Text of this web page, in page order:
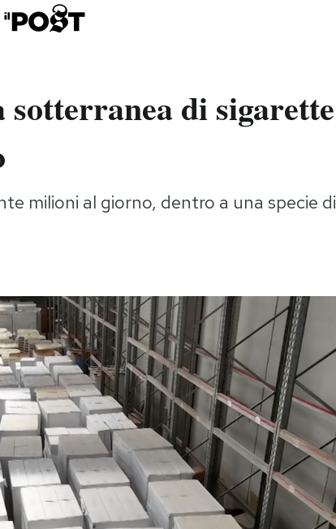
di sigarette
milioni al giorno, dentro a una specie di